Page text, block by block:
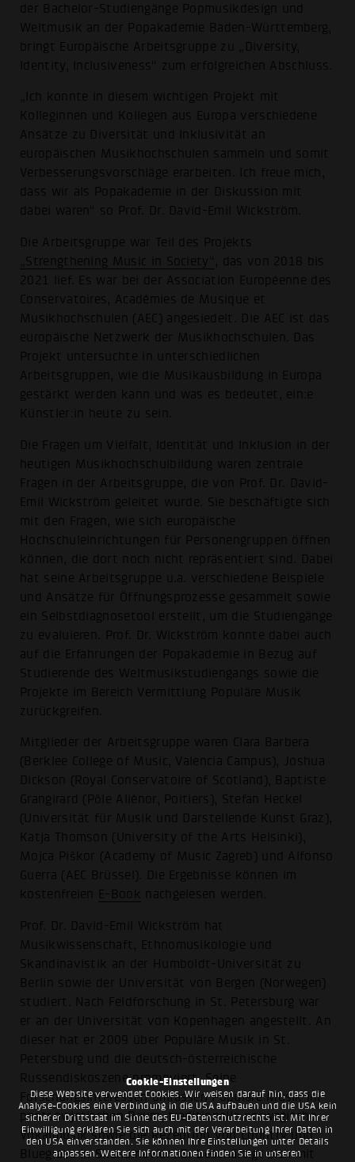
Cookie-Einstellungen
Diese Website verwendet Cookies. Wir weisen darauf hin, dass die
Analyse-Cookies eine Verbindung in die USA aufbauen und die USA kein
sicherer Drittstaat im Sinne des EU-Datenschutzrechts ist. Mit Ihrer
Einwilligung erklären Sie sich auch mit der Verarbeitung Ihrer Daten in
den USA einverstanden. Sie können Ihre Einstellungen unter Details
anpassen. Weitere Informationen finden Sie in unseren
der Bachelor-Studiengänge Popmusikdesign und
Weltmusik an der Popakademie Baden-Württemberg,
bringt Europäische Arbeitsgruppe zu „Diversity,
Identity, Inclusiveness“ zum erfolgreichen Abschluss.
„Ich konnte in diesem wichtigen Projekt mit
Kolleginnen und Kollegen aus Europa verschiedene
Ansätze zu Diversität und Inklusivität an
europäischen Musikhochschulen sammeln und somit
Verbesserungsvorschläge erarbeiten. Ich freue mich,
dass wir als Popakademie in der Diskussion mit
dabei waren“ so Prof. Dr. David-Emil Wickström.
Die Arbeitsgruppe war Teil des Projekts
„Strengthening Music in Society“
, das von 2018 bis
2021 lief. Es war bei der Association Européenne des
Conservatoires, Académies de Musique et
Musikhochschulen (AEC) angesiedelt. Die AEC ist das
europäische Netzwerk der Musikhochschulen. Das
Projekt untersuchte in unterschiedlichen
Arbeitsgruppen, wie die Musikausbildung in Europa
gestärkt werden kann und was es bedeutet, ein:e
Künstler:in heute zu sein.
Die Fragen um Vielfalt, Identität und Inklusion in der
heutigen Musikhochschulbildung waren zentrale
Fragen in der Arbeitsgruppe, die von Prof. Dr. David-
Emil Wickström geleitet wurde. Sie beschäftigte sich
mit den Fragen, wie sich europäische
Hochschuleinrichtungen für Personengruppen öffnen
können, die dort noch nicht repräsentiert sind. Dabei
hat seine Arbeitsgruppe u.a. verschiedene Beispiele
und Ansätze für Öffnungsprozesse gesammelt sowie
ein Selbstdiagnosetool erstellt, um die Studiengänge
zu evaluieren. Prof. Dr. Wickström konnte dabei auch
auf die Erfahrungen der Popakademie in Bezug auf
Studierende des Weltmusikstudiengangs sowie die
Projekte im Bereich Vermittlung Populäre Musik
zurückgreifen.
Mitglieder der Arbeitsgruppe waren Clara Barbera
(Berklee College of Music, Valencia Campus), Joshua
Dickson (Royal Conservatoire of Scotland), Baptiste
Grangirard (Pôle Aliénor, Poitiers), Stefan Heckel
(Universität für Musik und Darstellende Kunst Graz),
Katja Thomson (University of the Arts Helsinki),
Mojca Piškor (Academy of Music Zagreb) und Alfonso
Guerra (AEC Brüssel). Die Ergebnisse können im
kostenfreien
E-Book nachgelesen werden.
Prof. Dr. David-Emil Wickström hat
Musikwissenschaft, Ethnomusikologie und
Skandinavistik an der Humboldt-Universität zu
Berlin sowie der Universität von Bergen (Norwegen)
studiert. Nach Feldforschung in St. Petersburg war
er an der Universität von Kopenhagen angestellt. An
dieser hat er 2009 über Populäre Musik in St.
Petersburg und die deutsch-österreichische
Russendiskoszene promoviert. Seine
Forschungsinteressen umfassen Populäre Musik im
postsowjetischen Raum, traditionelle norwegische
Vokalmusik sowie die Rezeption von Country und
Bluegrass in Skandinavien. Er beschäftigt sich mit